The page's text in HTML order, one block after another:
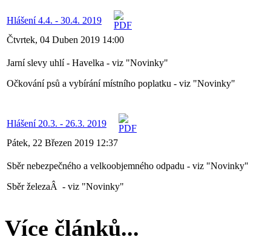
Hlášení 4.4. - 30.4. 2019
Čtvrtek, 04 Duben 2019 14:00
Jarní slevy uhlí - Havelka - viz "Novinky"
Očkování psů a vybírání místního poplatku - viz "Novinky"
Hlášení 20.3. - 26.3. 2019
Pátek, 22 Březen 2019 12:37
Sběr nebezpečného a velkoobjemného odpadu - viz "Novinky"
Sběr železaÂ - viz "Novinky"
Více článků...